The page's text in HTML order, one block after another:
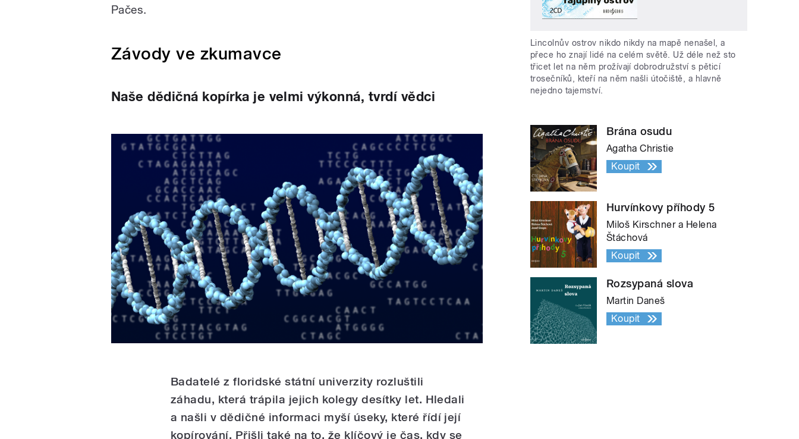
Pačes.
Závody ve zkumavce
Naše dědičná kopírka je velmi výkonná, tvrdí vědci
Badatelé z floridské státní univerzity rozluštili
záhadu, která trápila jejich kolegy desítky let. Hledali
a našli v dědičné informaci myší úseky, které řídí její
kopírování. Přišli také na to, že klíčový je čas, kdy se
Lincolnův ostrov nikdo nikdy na mapě nenašel, a
přece ho znají lidé na celém světě. Už déle než sto
třicet let na něm prožívají dobrodružství s pěticí
trosečníků, kteří na něm našli útočiště, a hlavně
nejedno tajemství.
Brána osudu
Agatha Christie
Koupit
Hurvínkovy příhody 5
Miloš Kirschner a Helena
Štáchová
Koupit
Rozsypaná slova
Martin Daneš
Koupit